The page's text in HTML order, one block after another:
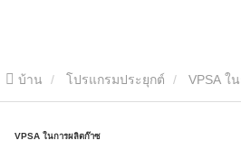
บ้าน โปรแกรมประยุกต์ VPSA ใ
VPSA ในการผลิตก๊าซ